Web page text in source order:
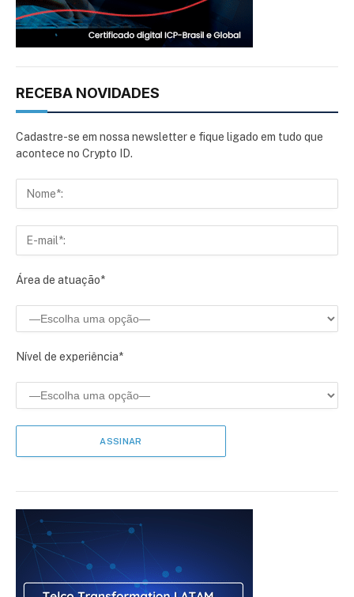
RECEBA NOVIDADES
Cadastre-se em nossa newsletter e fique ligado em tudo que
acontece no Crypto ID.
Área de atuação*
Nível de experiência*